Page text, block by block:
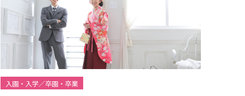
入園・入学／卒園・卒業